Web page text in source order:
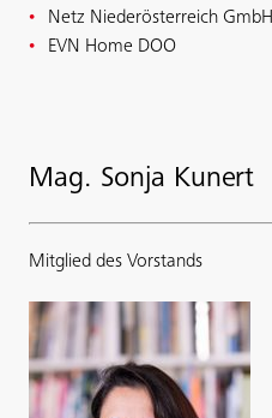
Netz Niederösterreich GmbH
EVN Home DOO
Mag. Sonja Kunert
Mitglied des Vorstands